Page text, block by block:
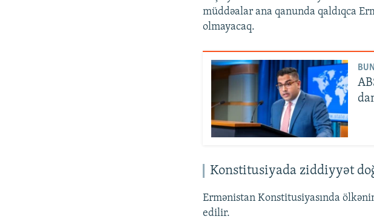
müddəalar ana qanunda qaldıqca
olmayacaq.
Konstitusiyada ziddiyyət
Ermənistan Konstitusiyasında
edilir.